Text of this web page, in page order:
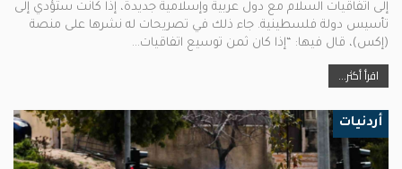
إلى اتفاقيات السلام مع دول عربية وإسلامية جديدة، إذا كانت ستؤدي إلى
تأسيس دولة فلسطينية. جاء ذلك في تصريحات له نشرها على منصة
(إكس)، قال فيها: “إذا كان ثمن توسيع اتفاقيات…
اقرأ أكثر...
أردنيات